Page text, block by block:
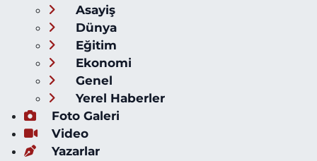
Asayiş
Dünya
Eğitim
Ekonomi
Genel
Yerel Haberler
Foto Galeri
Video
Yazarlar